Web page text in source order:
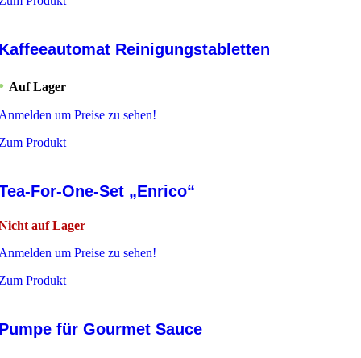
Reinigungstabletten
Auf Lager
um Preise zu sehen!
Produkt
For-One-Set „Enrico“
auf Lager
um Preise zu sehen!
Produkt
für Gourmet Sauce